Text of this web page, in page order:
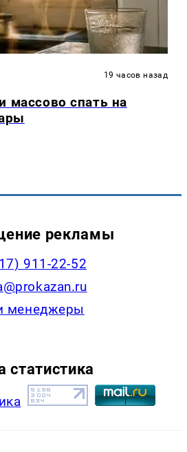
19 часов назад
массово спать на
рекламы
911-22-52
менеджеры
статистика